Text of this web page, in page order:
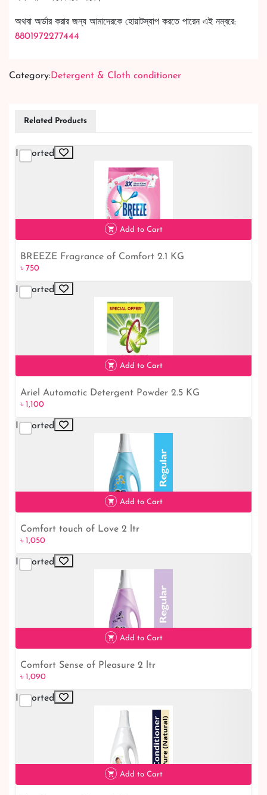
অথবা অর্ডার করার জন্য আমাদেরকে হোয়াটস্যাপ করতে পারেন এই নম্বরে:
8801972277444
Category:Detergent & Cloth conditioner
Related Products
Imported
৳ 750
Add to Cart
BREEZE Fragrance of Comfort 2.1 KG
৳ 750
Imported
৳ 1,100
Add to Cart
Ariel Automatic Detergent Powder 2.5 KG
৳ 1,100
Imported
৳ 1,050
Add to Cart
Comfort touch of Love 2 ltr
৳ 1,050
Imported
৳ 1,090
Add to Cart
Comfort Sense of Pleasure 2 ltr
৳ 1,090
Imported
Add to Cart